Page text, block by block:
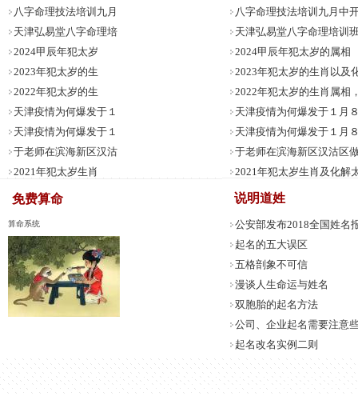
免费算命
算命系统
说明道姓
公安部发布2018全国姓名
起名的五大误区
五格剖象不可信
漫谈人生命运与姓名
双胞胎的起名方法
公司、企业起名需要注意
起名改名实例二则
成年人怎样去改名
姓名对人生的暗示
八字命理技法培训九月中
天津弘易堂八字命理培训
2024甲辰年犯太岁的属相
2023年犯太岁的生肖以及
2022年犯太岁的生肖属相
天津疫情为何爆发于１
天津疫情为何爆发于１
于老师在滨海新区汉沽区
2021年犯太岁生肖及化解
八字命理技法培训九月
天津弘易堂八字命理培
2024甲辰年犯太岁
2023年犯太岁的生
2022年犯太岁的生
天津疫情为何爆发于１
天津疫情为何爆发于１
于老师在滨海新区汉沽
2021年犯太岁生肖